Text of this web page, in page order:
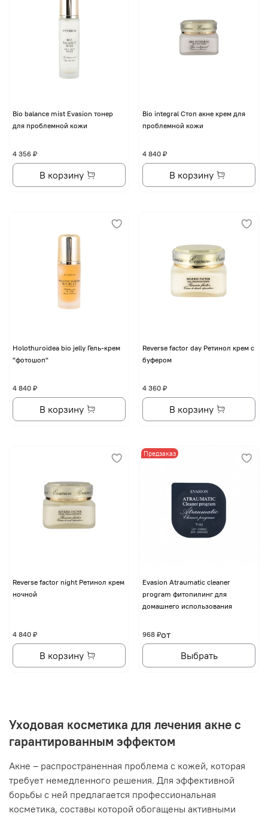
Bio balance mist Evasion тонер
для проблемной кожи
4 356 ₽
В корзину
Bio integral Стоп акне крем для
проблемной кожи
4 840 ₽
В корзину
Holothuroidea bio jelly Гель-крем
"фотошоп"
4 840 ₽
В корзину
Reverse factor day Ретинол крем с
буфером
4 360 ₽
В корзину
Reverse factor night Ретинол крем
ночной
4 840 ₽
В корзину
Предзаказ
Evasion Atraumatic cleaner
program фитопилинг для
домашнего использования
от
968 ₽
Выбрать
Уходовая косметика для лечения акне с
гарантированным эффектом
Акне – распространенная проблема с кожей, которая
требует немедленного решения. Для эффективной
борьбы с ней предлагается профессиональная
косметика, составы которой обогащены активными